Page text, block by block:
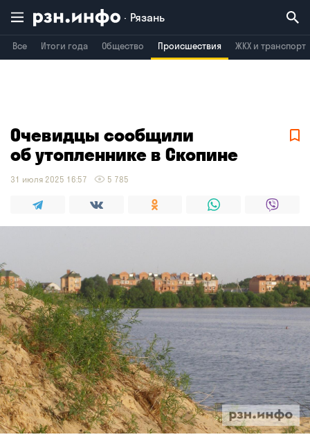
Рязань
Все Итоги года Общество Происшествия ЖКХ и транспорт
Воронеж Брянск
Очевидцы сообщили
об утопленнике в Скопине
31 июля 2025 16:57 5 785